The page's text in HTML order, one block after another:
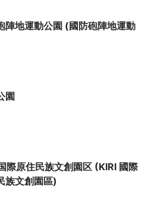
陣地運動公園 (國防砲陣地運動
園
際原住民族文創園区 (KIRI 國際
族文創園區)